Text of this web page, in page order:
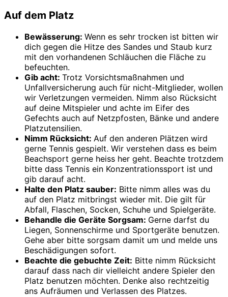
Auf dem Platz
Bewässerung: Wenn es sehr trocken ist bitten wir
dich gegen die Hitze des Sandes und Staub kurz
mit den vorhandenen Schläuchen die Fläche zu
befeuchten.
Gib acht: Trotz Vorsichtsmaßnahmen und
Unfallversicherung auch für nicht-Mitglieder, wollen
wir Verletzungen vermeiden. Nimm also Rücksicht
auf deine Mitspieler und achte im Eifer des
Gefechts auch auf Netzpfosten, Bänke und andere
Platzutensilien.
Nimm Rücksicht: Auf den anderen Plätzen wird
gerne Tennis gespielt. Wir verstehen dass es beim
Beachsport gerne heiss her geht. Beachte trotzdem
bitte dass Tennis ein Konzentrationssport ist und
gib darauf acht.
Halte den Platz sauber: Bitte nimm alles was du
auf den Platz mitbringst wieder mit. Die gilt für
Abfall, Flaschen, Socken, Schuhe und Spielgeräte.
Behandle die Geräte Sorgsam: Gerne darfst du
Liegen, Sonnenschirme und Sportgeräte benutzen.
Gehe aber bitte sorgsam damit um und melde uns
Beschädigungen sofort.
Beachte die gebuchte Zeit: Bitte nimm Rücksicht
darauf dass nach dir vielleicht andere Spieler den
Platz benutzen möchten. Denke also rechtzeitig
ans Aufräumen und Verlassen des Platzes.